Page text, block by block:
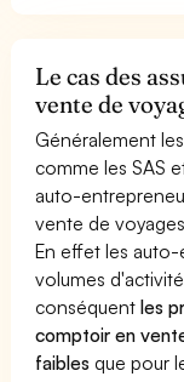
Le cas des
vente de
Généralement
comme les SAS
auto-
vente de voyages
En effet les
volumes
conséquentles
comptoir en
faibles que pour